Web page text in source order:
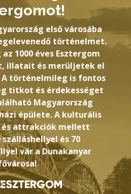
első városába
történelmet.
1000 éves Esztergom
illatait és merüljetek el
A történelmileg is fontos
titkot és érdekességet
Magyarország
épülete. A kulturális
attrakciók mellett
és 70
vár a Dunakanyar